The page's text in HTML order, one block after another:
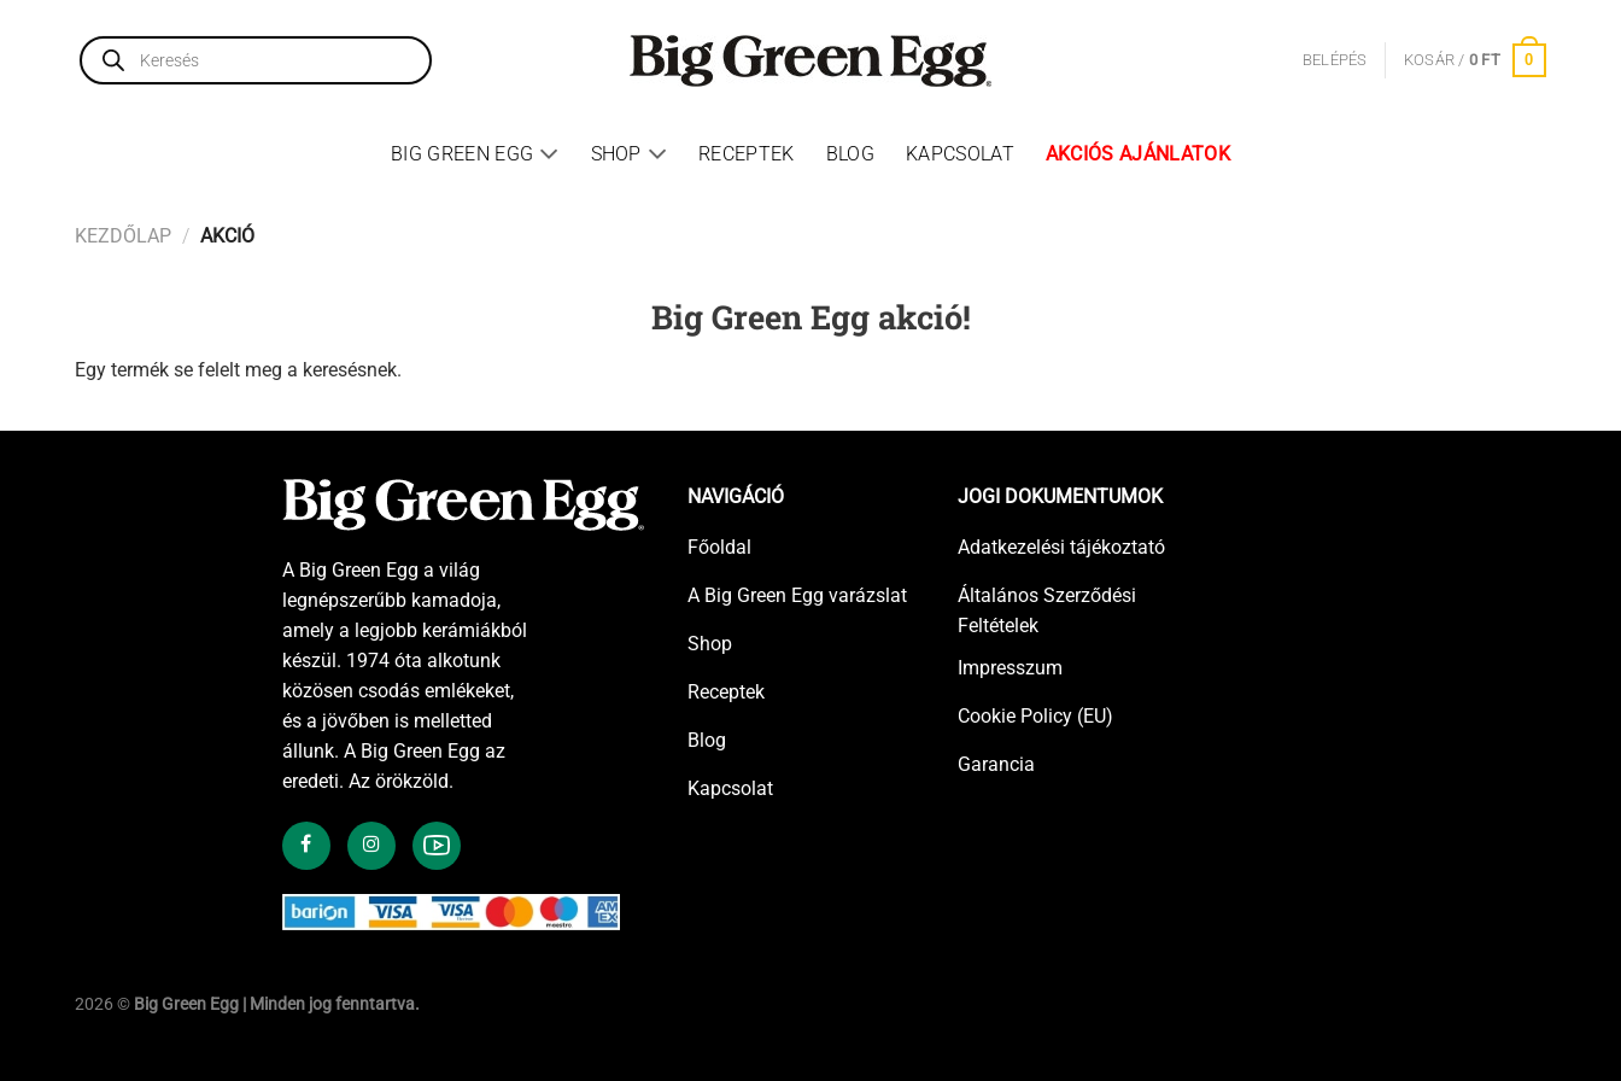
Products
search
BELÉPÉS KOSÁR / 0 FT 0
BIG GREEN EGG SHOP RECEPTEK BLOG KAPCSOLAT AKCIÓS AJÁNLATOK
KEZDŐLAP / AKCIÓ
Big Green Egg akció!
Egy termék se felelt meg a keresésnek.
A Big Green Egg a világ
legnépszerűbb kamadoja,
amely a legjobb kerámiákból
készül. 1974 óta alkotunk
közösen csodás emlékeket,
és a jövőben is melletted
állunk. A Big Green Egg az
eredeti. Az örökzöld.
NAVIGÁCIÓ
Főoldal
A Big Green Egg varázslat
Shop
Receptek
Blog
Kapcsolat
JOGI DOKUMENTUMOK
Adatkezelési tájékoztató
Általános Szerződési
Feltételek
Impresszum
Cookie Policy (EU)
Garancia
2026 © Big Green Egg | Minden jog fenntartva.